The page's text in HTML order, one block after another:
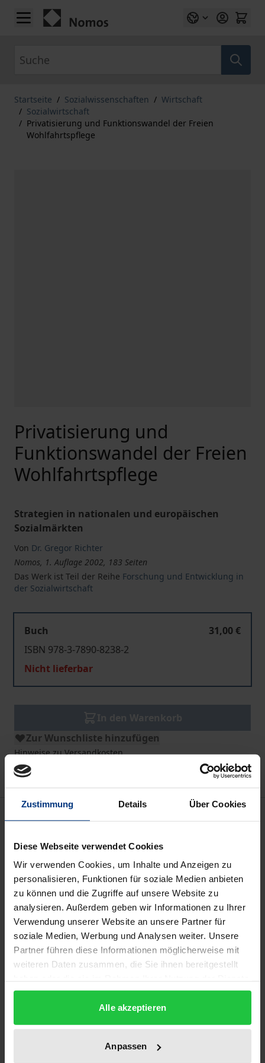
Zustimmung Details Über Cookies
Diese Webseite verwendet Cookies
Wir verwenden Cookies, um Inhalte und Anzeigen zu
personalisieren, Funktionen für soziale Medien anbieten
zu können und die Zugriffe auf unsere Website zu
analysieren. Außerdem geben wir Informationen zu Ihrer
Verwendung unserer Website an unsere Partner für
soziale Medien, Werbung und Analysen weiter. Unsere
Partner führen diese Informationen möglicherweise mit
weiteren Daten zusammen, die Sie ihnen bereitgestellt
gesammelt haben.
Alle akzeptieren
Anpassen
Zum Inhalt springen
Startseite / Sozialwissenschaften / Wirtschaft
/ Sozialwirtschaft
/ Privatisierung und Funktionswandel der Freien
Wohlfahrtspflege
Privatisierung und
Funktionswandel der Freien
Wohlfahrtspflege
Strategien in nationalen und europäischen
Sozialmärkten
Von Dr. Gregor Richter
Nomos, 1. Auflage 2002, 183 Seiten
Das Werk ist Teil der Reihe Forschung und Entwicklung in
der Sozialwirtschaft
Buch
31,00 €
ISBN 978-3-7890-8238-2
Nicht lieferbar
Zur Wunschliste hinzufügen
Hinweise zu Versandkosten
Beschreibung
Die Einführung wettbewerbsähnlicher
Steuerungselemente im Sozial- und
Gesundheitssektor und die europäische
Binnenmarktintegration verändern die
Rahmenbedingungen für die Verbände der Freien
Wohlfahrtspflege. Der Prozess der Privatisierung
kann im Kern als Entstaatlichung und Etablierung
vom Anbieterwettbewerb unter den Produzenten
Strategiekonzepte für soziale Organisationen im
Umgang mit den Herausforderungen durch die
entstehenden nationalen wie europäischen